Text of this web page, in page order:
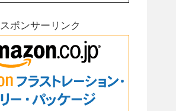
スポンサーリンク